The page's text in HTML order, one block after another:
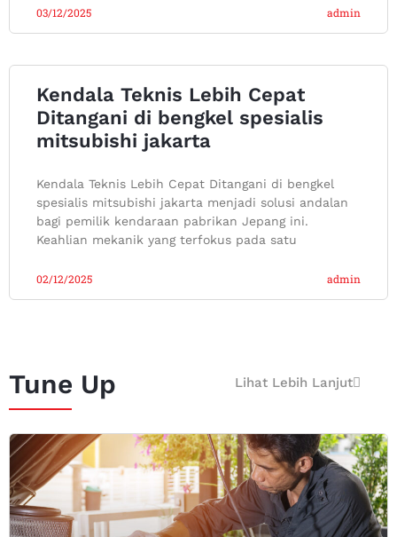
admin
03/12/2025
Kendala Teknis Lebih Cepat
Ditangani di bengkel spesialis
mitsubishi jakarta
Kendala Teknis Lebih Cepat Ditangani di bengkel
spesialis mitsubishi jakarta menjadi solusi andalan
bagi pemilik kendaraan pabrikan Jepang ini.
Keahlian mekanik yang terfokus pada satu
admin
02/12/2025
Tune Up Lihat Lebih Lanjut